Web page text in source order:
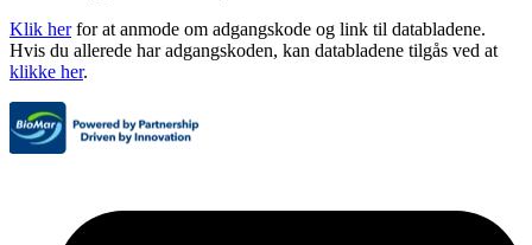
Klik herfor at anmode om adgangskode og link til databladene.
Hvis du allerede har adgangskoden, kan databladene tilgås ved at
klikke her.